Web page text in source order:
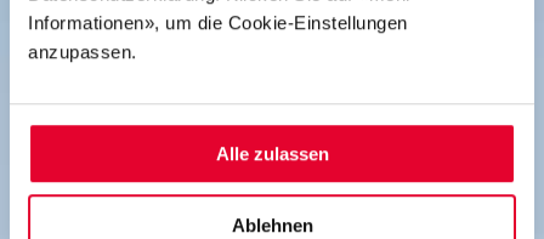
Informationen», um die Cookie-Einstellungen
anzupassen.
Alle zulassen
Ablehnen